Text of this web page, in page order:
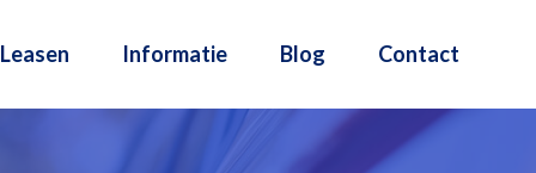
Leasen Informatie Blog Contact